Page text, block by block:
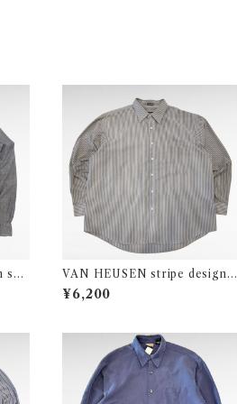
shir
VAN HEUSEN stripe design p
olyester cotton shirt
¥6,200